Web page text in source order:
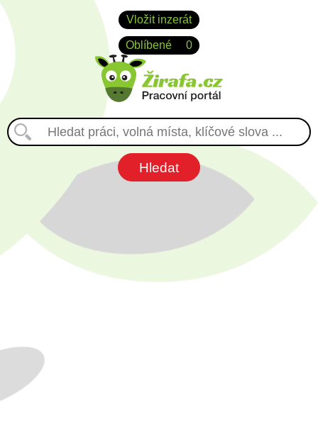
Vložit inzerát
Oblíbené 0